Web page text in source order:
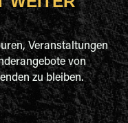
Veranstaltungen
von
zu bleiben.